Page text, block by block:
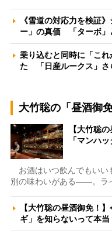
《雪道の対応力を検証
ー」の真価 「ターボ
乗り込むと同時に「こ
た 「日産ルークス」
大竹聡の「昼酒御免
【大竹聡
「マンハ
お酒はいつ飲んでもいい
別の味わいがある――。ラ
【大竹聡の昼酒御免！
ギ」を知らないって本